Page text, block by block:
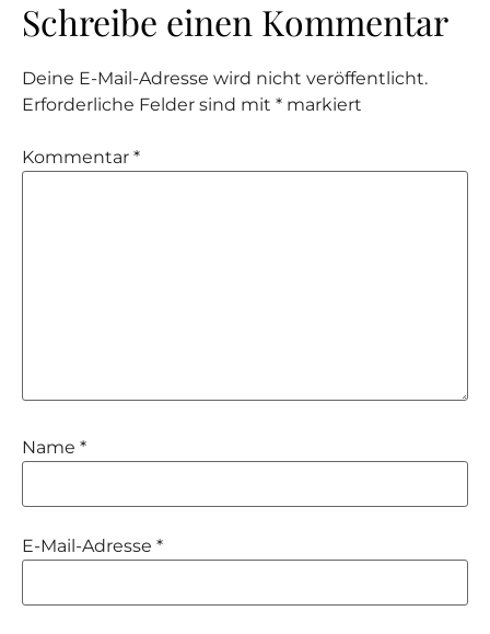
Schreibe einen Kommentar
Deine E-Mail-Adresse wird nicht veröffentlicht.
Erforderliche Felder sind mit * markiert
Kommentar *
Name *
E-Mail-Adresse *